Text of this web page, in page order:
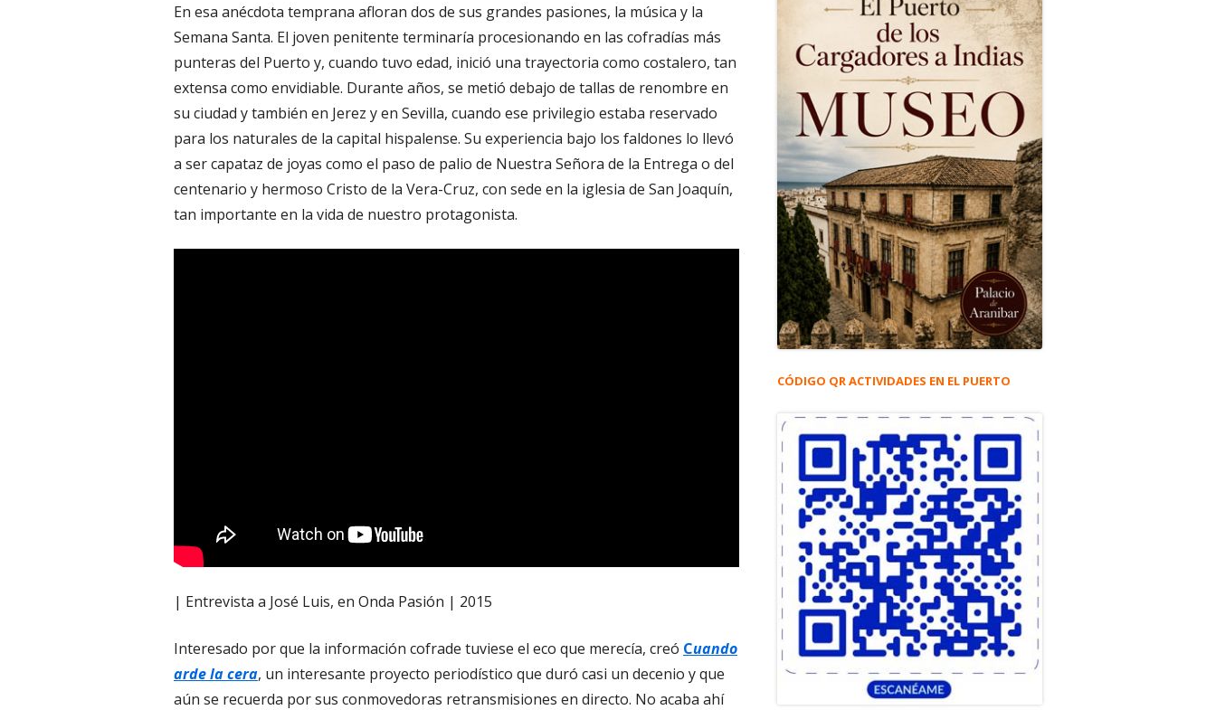
En esa anécdota temprana afloran dos de sus grandes pasiones, la música y la
Semana Santa. El joven penitente terminaría procesionando en las cofradías más
punteras del Puerto y, cuando tuvo edad, inició una trayectoria como costalero, tan
extensa como envidiable. Durante años, se metió debajo de tallas de renombre en
su ciudad y también en Jerez y en Sevilla, cuando ese privilegio estaba reservado
para los naturales de la capital hispalense. Su experiencia bajo los faldones lo llevó
a ser capataz de joyas como el paso de palio de Nuestra Señora de la Entrega o del
centenario y hermoso Cristo de la Vera-Cruz, con sede en la iglesia de San Joaquín,
tan importante en la vida de nuestro protagonista.
| Entrevista a José Luis, en Onda Pasión | 2015
Interesado por que la información cofrade tuviese el eco que merecía, creó Cuando
arde la cera, un interesante proyecto periodístico que duró casi un decenio y que
aún se recuerda por sus conmovedoras retransmisiones en directo. No acaba ahí
CÓDIGO QR ACTIVIDADES EN EL PUERTO